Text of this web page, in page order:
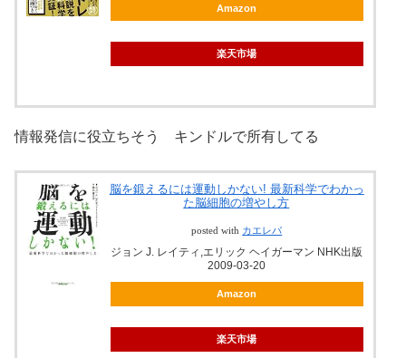
Amazon
楽天市場
情報発信に役立ちそう キンドルで所有してる
脳を鍛えるには運動しかない! 最新科学でわかっ
た脳細胞の増やし方
posted with カエレバ
ジョン J. レイティ,エリック ヘイガーマン NHK出版
2009-03-20
Amazon
楽天市場